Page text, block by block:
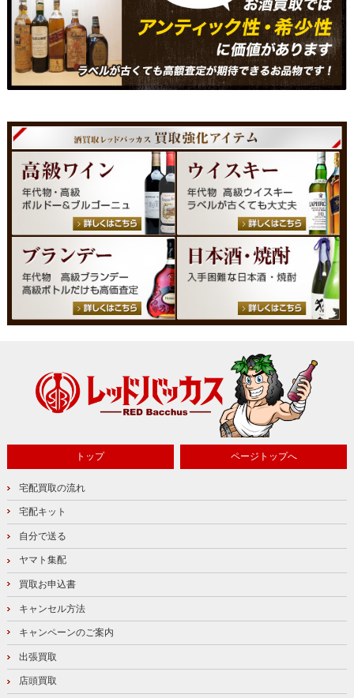
トップ ページトップへ
宅配買取の流れ
宅配キット
自分で送る
ヤマト集配
買取お申込書
キャンセル方法
キャンペーンのご案内
出張買取
店頭買取